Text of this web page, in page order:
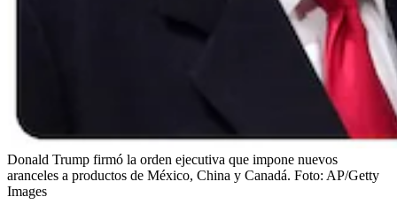
Donald Trump firmó la orden ejecutiva que impone nuevos
aranceles a productos de México, China y Canadá. Foto: AP/Getty
Images